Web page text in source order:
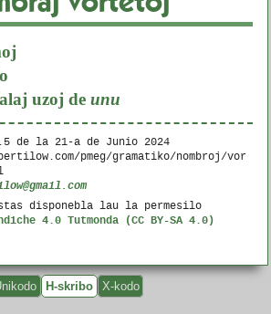
uzoj deunu
de la21-a de Junio 2024
pmeg/gramatiko/nombroj/vor
disponebla lau la permesilo
4.0 Tutmonda (CC BY-SA 4.0)
H-skribo X-kodo